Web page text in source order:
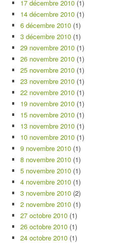
17 décembre 2010 (1)
14 décembre 2010 (1)
6 décembre 2010 (1)
3 décembre 2010 (1)
29 novembre 2010 (1)
26 novembre 2010 (1)
25 novembre 2010 (1)
23 novembre 2010 (1)
22 novembre 2010 (1)
19 novembre 2010 (1)
15 novembre 2010 (1)
13 novembre 2010 (1)
10 novembre 2010 (1)
9 novembre 2010 (1)
8 novembre 2010 (1)
5 novembre 2010 (1)
4 novembre 2010 (1)
3 novembre 2010 (2)
2 novembre 2010 (1)
27 octobre 2010 (1)
26 octobre 2010 (1)
24 octobre 2010 (1)